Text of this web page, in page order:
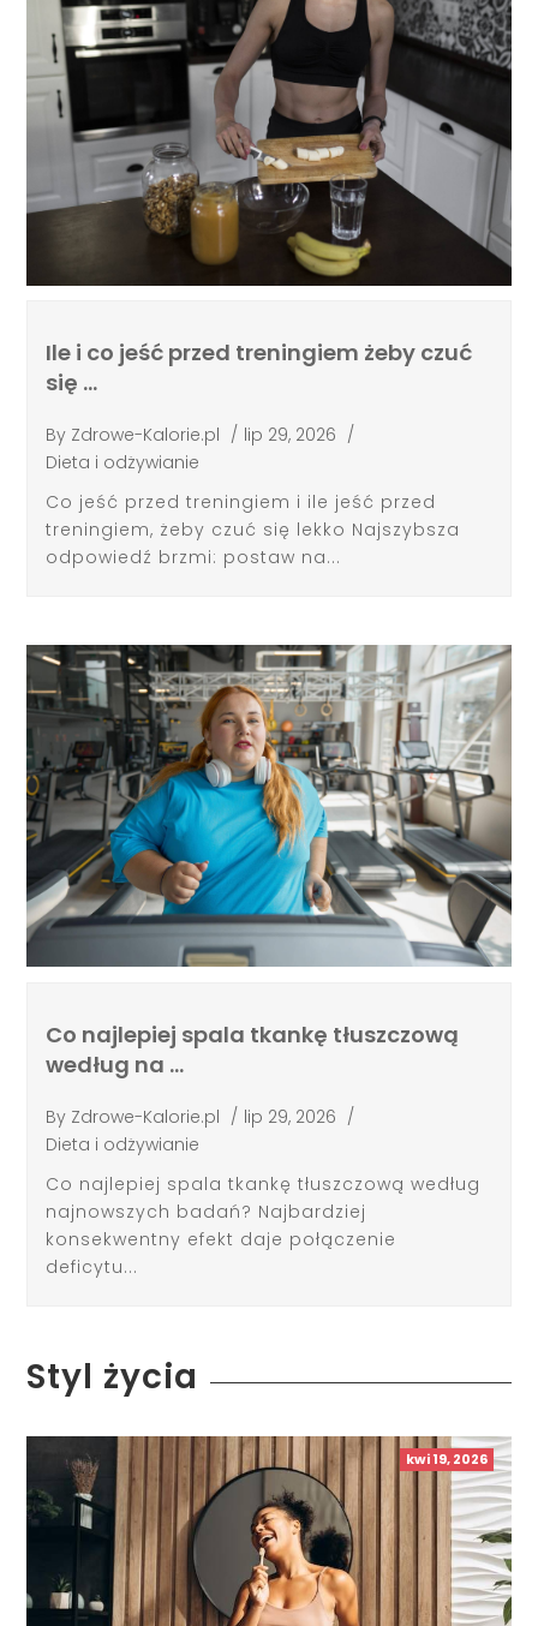
Ile i co jeść przed treningiem żeby czuć
się …
By Zdrowe-Kalorie.pl / lip 29, 2026 /
Dieta i odżywianie
Co jeść przed treningiem i ile jeść przed
treningiem, żeby czuć się lekko Najszybsza
odpowiedź brzmi: postaw na...
Co najlepiej spala tkankę tłuszczową
według na …
By Zdrowe-Kalorie.pl / lip 29, 2026 /
Dieta i odżywianie
Co najlepiej spala tkankę tłuszczową według
najnowszych badań? Najbardziej
konsekwentny efekt daje połączenie
deficytu...
Styl życia
kwi 19, 2026